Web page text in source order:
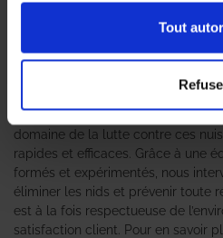
Tout
comme inoffensifs, peuvent
allergiques. C’est pourquoi il est
expert en destruction de nids de
L’agence As de Pic se positionne
domaine de la lutte contre ces
rapides et efficaces. Grâce à une
formés et expérimentés, nous
éliminer les nids et prévenir toute
est à la fois respectueuse de
satisfaction client. Pour en savoir